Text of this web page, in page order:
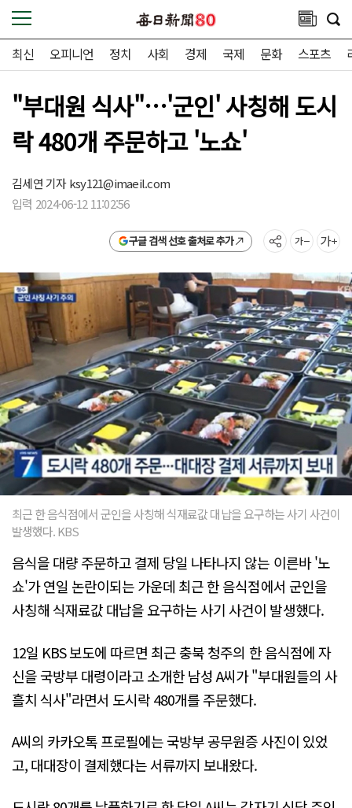
최신 오피니언 정치 사회 경제 국제 문화 스포츠
"부대원 식사"…'군인' 사칭해 도시
락 480개 주문하고 '노쇼'
김세연 기자ksy121@imaeil.com
입력 2024-06-12 11:02:56
구글 검색 선호 출처로 추가
최근 한 음식점에서 군인을 사칭해 식재료값 대납을 요구하는 사기 사건이
발생했다. KBS
음식을 대량 주문하고 결제 당일 나타나지 않는 이른바 '노
쇼'가 연일 논란이되는 가운데 최근 한 음식점에서 군인을
사칭해 식재료값 대납을 요구하는 사기 사건이 발생했다.
12일 KBS 보도에 따르면 최근 충북 청주의 한 음식점에 자
신을 국방부 대령이라고 소개한 남성 A씨가 "부대원들의 사
흘치 식사"라면서 도시락 480개를 주문했다.
A씨의 카카오톡 프로필에는 국방부 공무원증 사진이 있었
고, 대대장이 결제했다는 서류까지 보내왔다.